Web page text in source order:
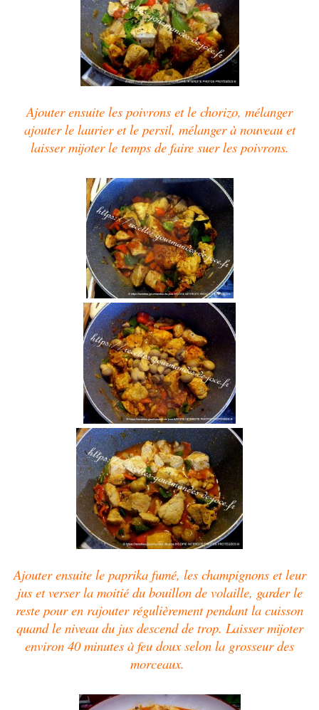
Ajouter ensuite les poivrons et le chorizo, mélanger
ajouter le laurier et le persil, mélanger à nouveau et
laisser mijoter le temps de faire suer les poivrons.
Ajouter ensuite le paprika fumé, les champignons et leur
jus et verser la moitié du bouillon de volaille, garder le
reste pour en rajouter régulièrement pendant la cuisson
quand le niveau du jus descend de trop. Laisser mijoter
environ 40 minutes à feu doux selon la grosseur des
morceaux.